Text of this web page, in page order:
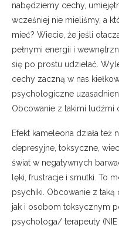
nabędziemy cechy,
wcześniej nie mieliśmy, a
mieć? Wiecie, że jeśli
pełnymi energii i
się po prostu udzielać.
cechy zaczną w nas
psychologiczne
Obcowanie z takimi ludźmi
Efekt kameleona działa
depresyjne, toksyczne,
świat w negatywnych
lęki, frustracje i smutki. To
psychiki. Obcowanie z
jak i osobom toksycznym
psychologa/ terapeuty (NIE